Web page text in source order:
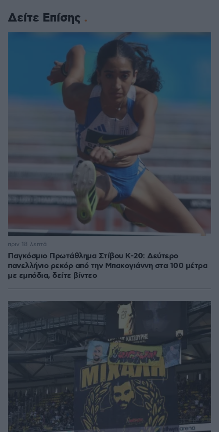
Δείτε Επίσης
Παγκόσμιο Πρωτάθλημα Στίβου Κ-20: Δεύτερο
πανελλήνιο ρεκόρ από την Μπακογιάννη στα 100 μέτρα
με εμπόδια, δείτε βίντεο
πριν 18 λεπτά